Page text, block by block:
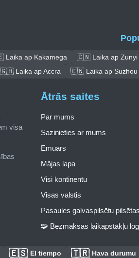
ap Kakamega 🇨🇳 Laika ap Zunyi
🇬🇭 Laika ap Accra
🇨🇳 Laika ap Suzhou
visā
Ātrās saites
Par mums
Sazinieties ar mums
Emuārs
Mājas lapa
Visi kontinentu
Visas valstis
Pasaules galvaspilsētu pilsētas
🧩 Bezmaksas laikapstākļu
🇪🇸 El tiempo 🇹🇷 Hava durumu